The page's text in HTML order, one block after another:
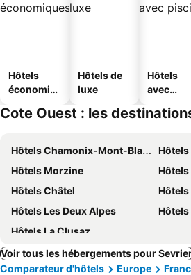
Hôtels
économiq
Hôtels de
luxe
Hôtels
avec
Cote Ouest : les
Hôtels Chamonix-Mont-Blanc
Hôtels Morzine
Hôtels Châtel
Hôtels
Hôtels Les Deux Alpes
Hôtels
Hôtels La Clusaz
Voir tous les hébergements pour
Comparateur d'hôtels
Europe